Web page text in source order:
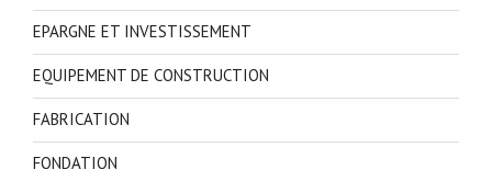
EPARGNE ET INVESTISSEMENT
EQUIPEMENT DE CONSTRUCTION
FABRICATION
FONDATION